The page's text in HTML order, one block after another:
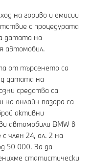
на гориво и емисии
с процедурата
датата на
автомобил.
от търсенето са
датата на
средства са
на онлайн пазара са
активни
автомобили BMW в
член 24, ал. 2 на
50 000. За да
статистически